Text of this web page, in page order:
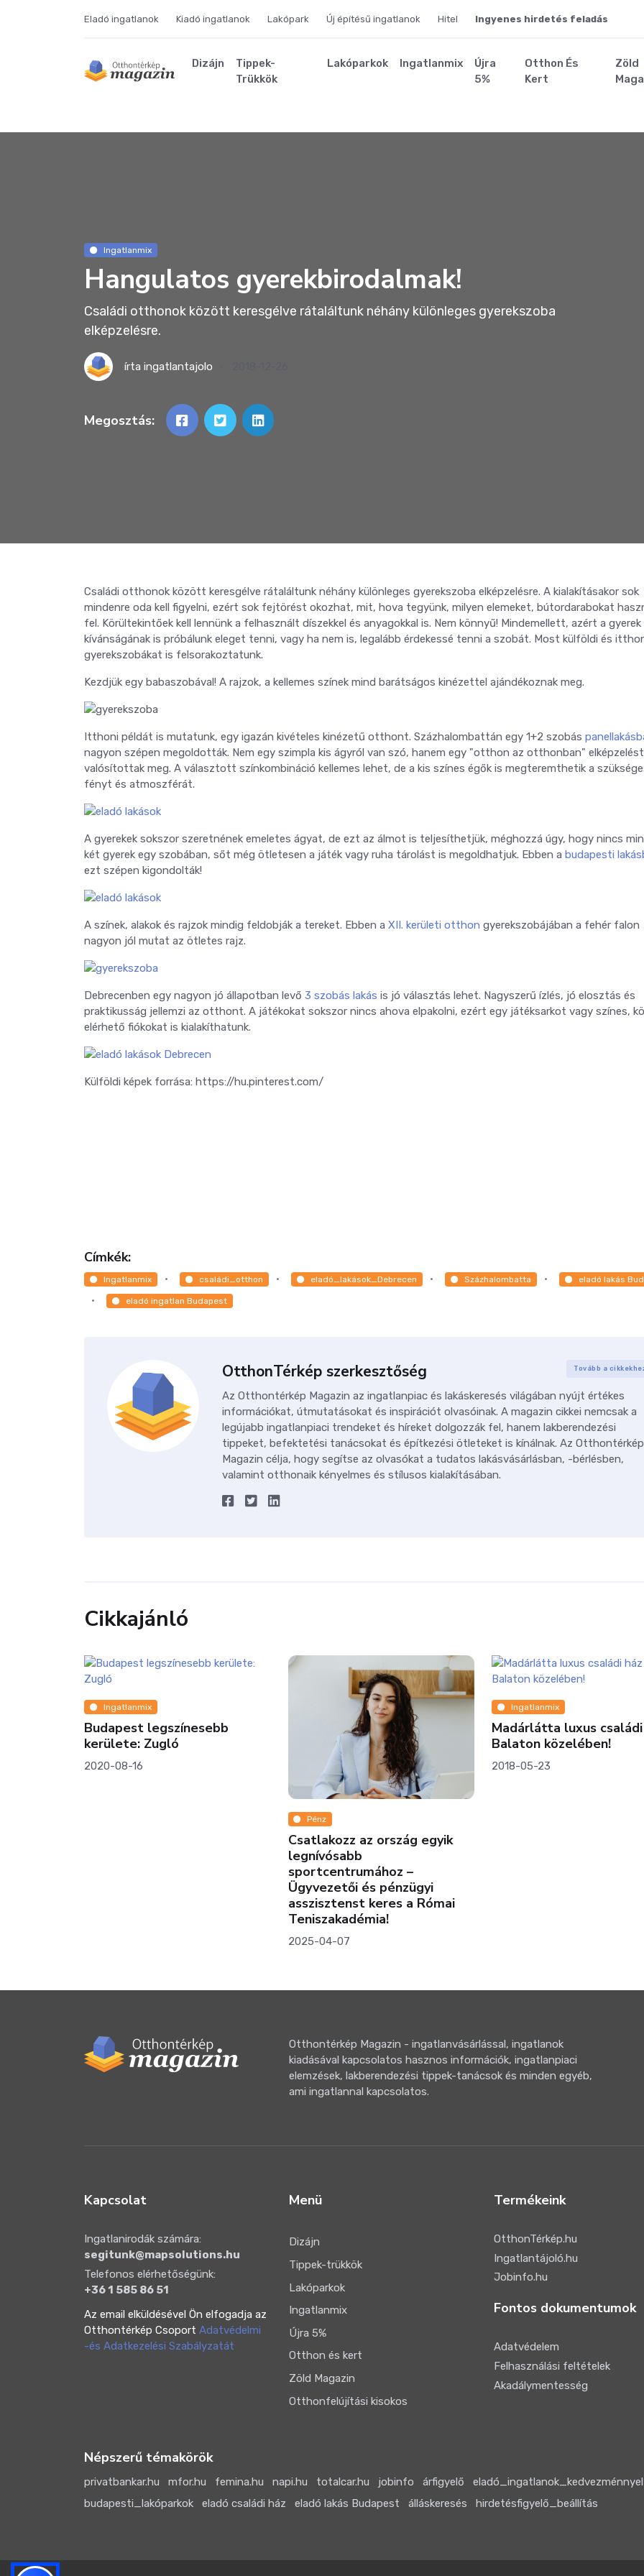
Eladó ingatlanok Kiadó ingatlanok Lakópark Új építésű ingatlanok Hitel Ingyenes hirdetés feladás
Dizájn
Tippek-
Trükkök
Lakóparkok Ingatlanmix
Újra
5%
Otthon És
Kert
Zöld
Ingatlanmix
Hangulatos gyerekbirodalmak!
Családi otthonok között keresgélve rátaláltunk néhány különleges gyerekszoba
elképzelésre.
írta ingatlantajolo
Megosztás:
Családi otthonok között keresgélve rátaláltunk néhány különleges gyerekszoba elképzelésre. A kialakításakor sok
mindenre oda kell figyelni, ezért sok fejtörést okozhat, mit, hova tegyünk, milyen elemeket, bútordarabokat
fel. Körültekintőek kell lennünk a felhasznált díszekkel és anyagokkal is. Nem könnyű! Mindemellett, azért a gyerek
kívánságának is próbálunk eleget tenni, vagy ha nem is, legalább érdekessé tenni a szobát. Most külföldi és
gyerekszobákat is felsorakoztatunk.
Kezdjük egy babaszobával! A rajzok, a kellemes színek mind barátságos kinézettel ajándékoznak meg.
Itthoni példát is mutatunk, egy igazán kivételes kinézetű otthont. Százhalombattán egy 1+2 szobás
nagyon szépen megoldották. Nem egy szimpla kis ágyról van szó, hanem egy "otthon az otthonban" elképzelést
valósítottak meg. A választott színkombináció kellemes lehet, de a kis színes égők is megteremthetik a
fényt és atmoszférát.
A gyerekek sokszor szeretnének emeletes ágyat, de ezt az álmot is teljesíthetjük, méghozzá úgy, hogy nincs
két gyerek egy szobában, sőt még ötletesen a játék vagy ruha tárolást is megoldhatjuk. Ebben a budapesti
ezt szépen kigondolták!
A színek, alakok és rajzok mindig feldobják a tereket. Ebben a XII. kerületi otthon gyerekszobájában a fehér falon
nagyon jól mutat az ötletes rajz.
Debrecenben egy nagyon jó állapotban levő 3 szobás lakás is jó választás lehet. Nagyszerű ízlés, jó elosztás és
praktikusság jellemzi az otthont. A játékokat sokszor nincs ahova elpakolni, ezért egy játéksarkot vagy színes,
elérhető fiókokat is kialakíthatunk.
Külföldi képek forrása: https://hu.pinterest.com/
Címkék:
Ingatlanmix családi_otthon eladó_lakások_Debrecen Százhalombatta eladó lakás
eladó ingatlan Budapest
OtthonTérkép szerkesztőség Tovább a
Az Otthontérkép Magazin az ingatlanpiac és lakáskeresés világában nyújt értékes
információkat, útmutatásokat és inspirációt olvasóinak. A magazin cikkei nemcsak a
legújabb ingatlanpiaci trendeket és híreket dolgozzák fel, hanem lakberendezési
tippeket, befektetési tanácsokat és építkezési ötleteket is kínálnak. Az Otthontérkép
Magazin célja, hogy segítse az olvasókat a tudatos lakásvásárlásban, -bérlésben,
valamint otthonaik kényelmes és stílusos kialakításában.
Cikkajánló
Ingatlanmix
Budapest legszínesebb
kerülete: Zugló
2020-08-16
Pénz
Csatlakozz az ország egyik
legnívósabb
sportcentrumához –
Ügyvezetői és pénzügyi
asszisztenst keres a Római
Teniszakadémia!
2025-04-07
Ingatlanmix
Madárlátta luxus családi
Balaton közelében!
2018-05-23
Otthontérkép Magazin - ingatlanvásárlással, ingatlanok
kiadásával kapcsolatos hasznos információk, ingatlanpiaci
elemzések, lakberendezési tippek-tanácsok és minden egyéb,
ami ingatlannal kapcsolatos.
Kapcsolat
Ingatlanirodák számára:
segitunk@mapsolutions.hu
Telefonos elérhetőségünk:
+36 1 585 86 51
Az email elküldésével Ön elfogadja az
Otthontérkép Csoport Adatvédelmi
-és Adatkezelési Szabályzatát
Menü
Dizájn
Tippek-trükkök
Lakóparkok
Ingatlanmix
Újra 5%
Otthon és kert
Zöld Magazin
Otthonfelújítási kisokos
Termékeink
OtthonTérkép.hu
Ingatlantájoló.hu
Jobinfo.hu
Fontos dokumentumok
Adatvédelem
Felhasználási feltételek
Akadálymentesség
Népszerű témakörök
privatbankar.hu mfor.hu femina.hu napi.hu totalcar.hu jobinfo árfigyelő
eladó_ingatlanok_kedvezménnyel
budapesti_lakóparkok
eladó családi ház eladó lakás Budapest álláskeresés hirdetésfigyelő_beállítás